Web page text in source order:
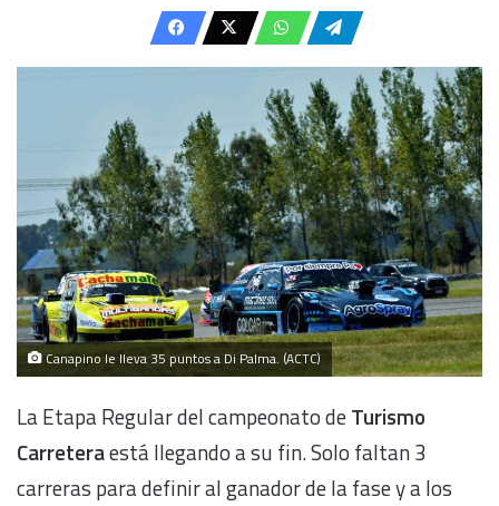
email
Canapino le lleva 35 puntos a Di Palma. (ACTC)
La Etapa Regular del campeonato deTurismo
Carreteraestá llegando a su fin. Solo faltan 3
carreras para definir al ganador de la fase y a los